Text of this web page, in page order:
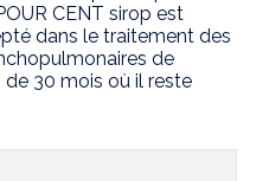
CENT sirop est
dans le traitement des
de
30 mois où il reste